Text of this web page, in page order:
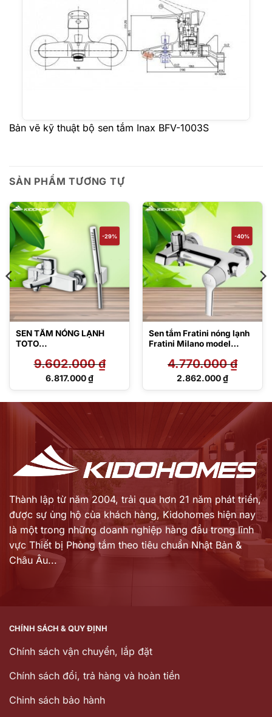
Bản vẽ kỹ thuật bộ sen tắm Inax BFV-1003S
SẢN PHẨM TƯƠNG TỰ
-29%
SEN TẮM NÓNG LẠNH
TOTO
9.602.000₫
Giá
6.817.000₫
Giá
-40%
Sen tắm Fratini nóng lạnh
Fratini Milano model
4.770.000₫
Giá
4.770.000 ₫.
2.862.000₫
Giá
2.862.000 ₫.
Thành lập từ năm 2004, trải qua hơn 21 năm phát triển,
được sự ủng hộ của khách hàng, Kidohomes hiện nay
là một trong những doanh nghiệp hàng đầu trong lĩnh
vực Thiết bị Phòng tắm theo tiêu chuẩn Nhật Bản &
Châu Âu...
CHÍNH SÁCH & QUY ĐỊNH
Chính sách vận chuyển, lắp đặt
Chính sách đổi, trả hàng và hoàn tiền
Chinh sách bảo hành